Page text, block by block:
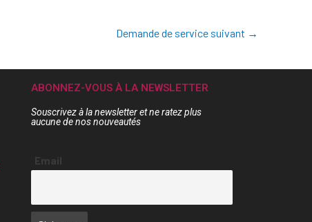
Demande de service suivant →
ABONNEZ-VOUS À LA NEWSLETTER
Souscrivez à la newsletter et ne ratez plus
aucune de nos nouveautés
Email